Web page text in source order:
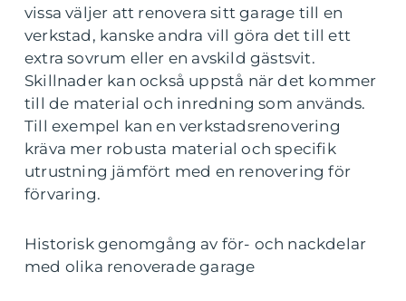
vissa väljer att renovera sitt garage till en
verkstad, kanske andra vill göra det till ett
extra sovrum eller en avskild gästsvit.
Skillnader kan också uppstå när det kommer
till de material och inredning som används.
Till exempel kan en verkstadsrenovering
kräva mer robusta material och specifik
utrustning jämfört med en renovering för
förvaring.
Historisk genomgång av för- och nackdelar
med olika renoverade garage